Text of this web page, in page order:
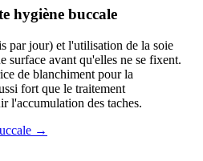
hygiène buccale
par jour) et l'utilisation de la soie
surface avant qu'elles ne se fixent.
de blanchiment pour la
fort que le traitement
l'accumulation des taches.
→